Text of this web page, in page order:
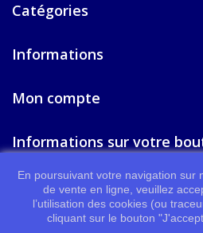
Catégories
Informations
Mon compte
Informations sur votre
En poursuivant votre navigation sur
de vente en ligne, veuillez
l’utilisation des cookies (ou
cliquant sur le bouton